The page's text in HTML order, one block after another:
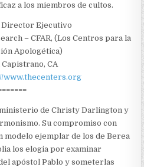
a los miembros de cultos.
Director Ejecutivo
– CFAR, (Los Centros para la
Apologética)
Capistrano, CA
www.thecenters.org
de Christy Darlington y
Su compromiso con
modelo ejemplar de los de Berea
los elogia por examinar
apóstol Pablo y someterlas